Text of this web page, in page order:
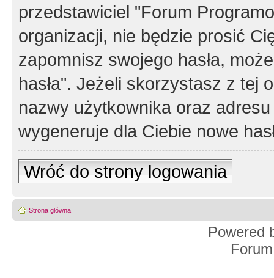
przedstawiciel "Forum
organizacji, nie będzie prosić
zapomnisz swojego hasła,
hasła". Jeżeli skorzystasz z tej
nazwy użytkownika oraz
wygeneruje dla Ciebie nowe
Wróć do strony logowania
Strona główna
Powered